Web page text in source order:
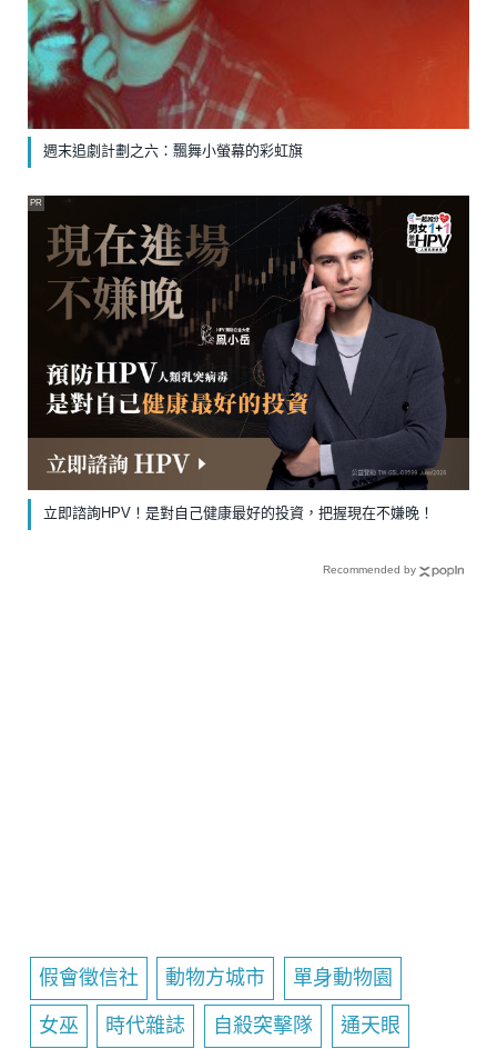
週末追劇計劃之六：飄舞小螢幕的彩虹旗
立即諮詢HPV！是對自己健康最好的投資，把握現在不嫌晚！
PR
Recommended by
假會徵信社 動物方城市 單身動物園
女巫 時代雜誌 自殺突擊隊 通天眼